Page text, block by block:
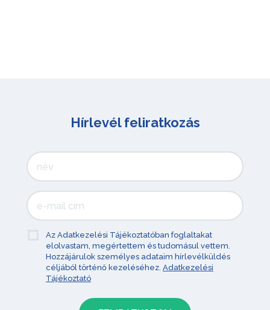
Hírlevél feliratkozás
Az Adatkezelési Tájékoztatóban foglaltakat
elolvastam, megértettem és tudomásul vettem.
Hozzájárulok személyes adataim hírlevélküldés
céljából történő kezeléséhez. Adatkezelési
Tájékoztató